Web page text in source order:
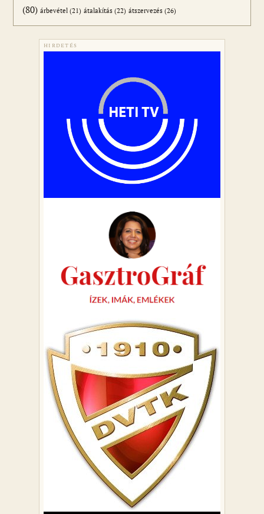
(80) árbevétel (21) átalakítás (22) átszervezés (26)
HIRDETÉS